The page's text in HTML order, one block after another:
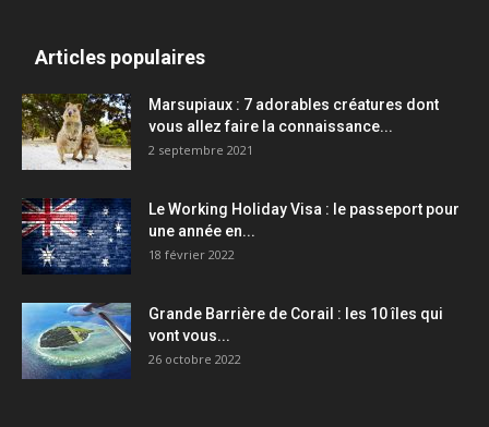
Articles populaires
Marsupiaux : 7 adorables créatures dont
vous allez faire la connaissance...
2 septembre 2021
Le Working Holiday Visa : le passeport pour
une année en...
18 février 2022
Grande Barrière de Corail : les 10 îles qui
vont vous...
26 octobre 2022